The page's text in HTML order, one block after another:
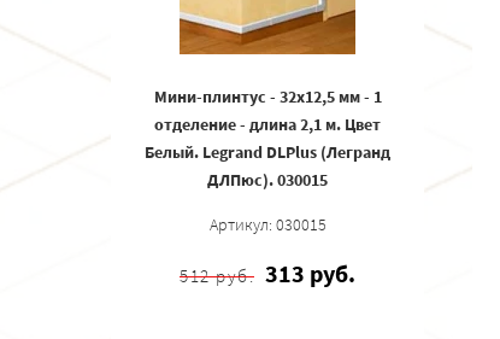
Мини-плинтус - 32x12,5 мм - 1
отделение - длина 2,1 м. Цвет
Белый. Legrand DLPlus (Легранд
ДЛПюс). 030015
Артикул: 030015
512 руб. 313 руб.